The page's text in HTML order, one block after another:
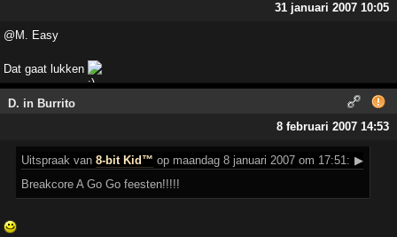
31 januari 2007 10:05
@M. Easy
Dat gaat lukken
D. in Burrito
8 februari 2007 14:53
Uitspraak van8-bit Kid™ op maandag 8 januari 2007 om 17:51: ▶
Breakcore A Go Go feesten!!!!!